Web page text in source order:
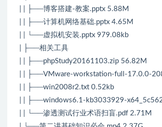
| | ├──博客搭建-教案.pptx 5.88M
| | ├──计算机网络基础.pptx 4.65M
| | └──虚拟机安装.pptx 979.08kb
| ├──相关工具
| | ├──phpStudy20161103.zip 56.82M
| | ├──VMware-workstation-full-17.0.0-
| | ├──win2008r2.txt 0.52kb
| | ├──windows6.1-kb3033929-
| | └──渗透测试行业术语扫盲.pdf 2.71M